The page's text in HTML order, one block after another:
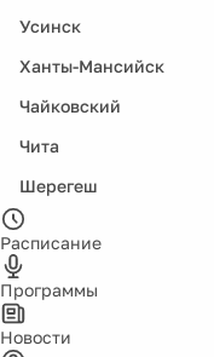
Усинск
Ханты-Мансийск
Чайковский
Чита
Шерегеш
Расписание
Программы
Новости